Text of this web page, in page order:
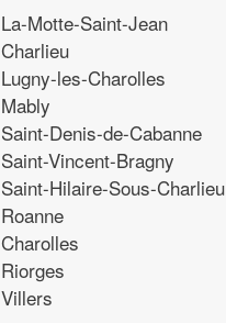
La-Motte-Saint-Jean
Charlieu
Lugny-les-Charolles
Mably
Saint-Denis-de-Cabanne
Saint-Vincent-Bragny
Saint-Hilaire-Sous-Charlieu
Roanne
Charolles
Riorges
Villers